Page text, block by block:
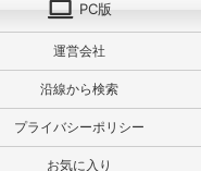
PC版
運営会社
沿線から検索
プライバシーポリシー
お気に入り